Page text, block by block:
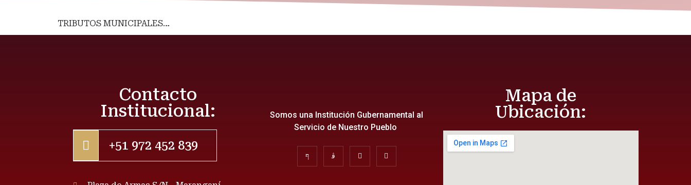
TRIBUTOS MUNICIPALES…
Contacto
Institucional:
+51 972 452 839
Somos una Institución Gubernamental al
Servicio de Nuestro Pueblo
Mapa de
Ubicación: